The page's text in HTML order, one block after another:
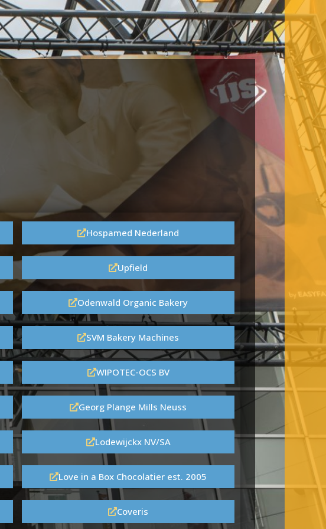
Hospamed Nederland
Upfield
Odenwald Organic Bakery
SVM Bakery Machines
WIPOTEC-OCS BV
Georg Plange Mills Neuss
Lodewijckx NV/SA
Love in a Box Chocolatier est. 2005
Coveris